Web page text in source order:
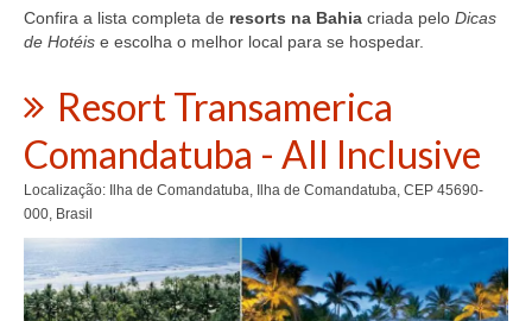
Confira a lista completa de resorts na Bahia criada pelo Dicas
de Hotéis e escolha o melhor local para se hospedar.
Resort Transamerica
Comandatuba - All Inclusive
Localização: Ilha de Comandatuba, Ilha de Comandatuba, CEP 45690-
000, Brasil